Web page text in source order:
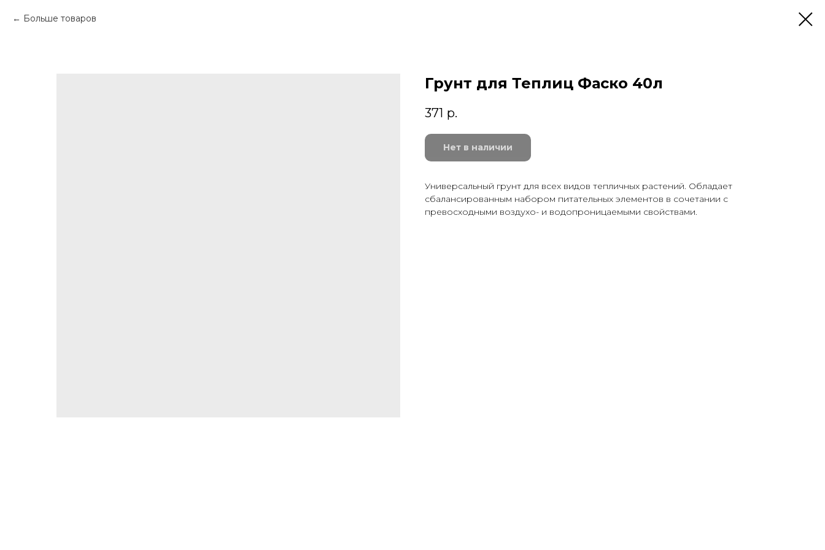
Больше товаров
Грунт для Теплиц Фаско 40л
371 р.
Нет в наличии
Универсальный грунт для всех видов тепличных растений. Обладает
сбалансированным набором питательных элементов в сочетании с
превосходными воздухо- и водопроницаемыми свойствами.